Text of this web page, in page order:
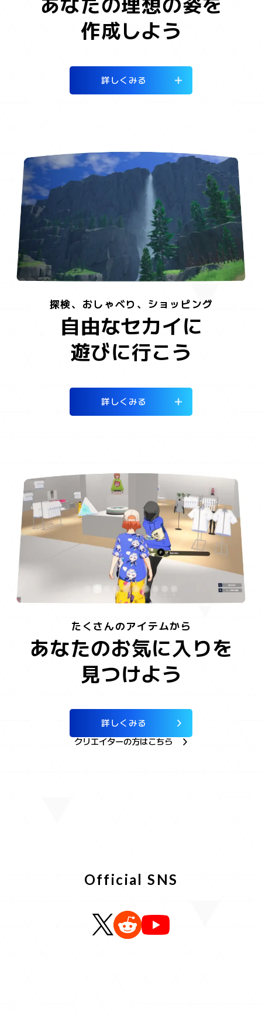
あなたの理想の姿を
作成しよう
詳しくみる
探検、おしゃべり、ショッピング
自由なセカイに
遊びに行こう
詳しくみる
たくさんのアイテムから
あなたのお気に入りを
見つけよう
詳しくみる
クリエイターの方はこちら
ホロアースのセカイ
Official SNS